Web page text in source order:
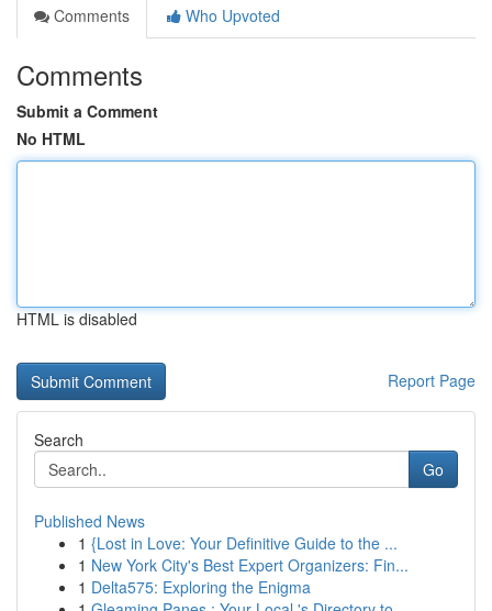
Comments
Who Upvoted
Comments
Submit a Comment
No HTML
HTML is disabled
Report Page
Search
Go
Published News
1 {Lost in Love: Your Definitive Guide to the ...
1 New York City's Best Expert Organizers: Fin...
1 Delta575: Exploring the Enigma